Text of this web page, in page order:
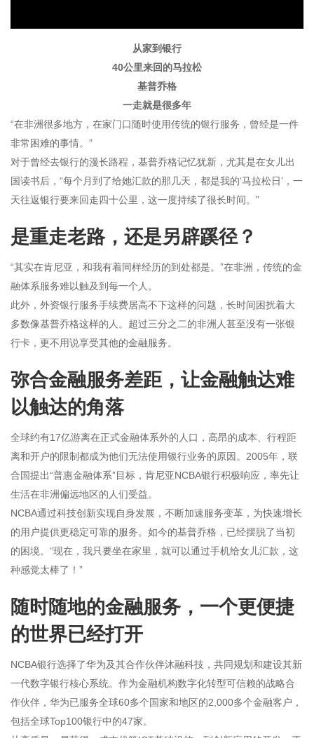
放
视
频
从家到银行
40公里来回的马拉松
基普乔格
一走就是很多年
“在非洲很多地方，在家门口随时使用传统的银行服务，曾经是一件
非常困难的事情。”
对于曾经去银行的漫长路程，基普乔格记忆犹新，尤其是在女儿出
国读书后，“每个月到了给她汇款的那几天，都是我的‘马拉松日’，一
天往返银行要来回走四十公里，这一度持续了很长时间。”
是重走老路，还是另辟蹊径？
“其实在肯尼亚，和我有着同样经历的到处都是。”在非洲，传统的金
融体系服务难以触及到每一个人。
此外，外资银行服务手续费居高不下这样的问题，长时间困扰着大
多数像基普乔格这样的人。超过三分之二的非洲人甚至没有一张银
行卡，更不用说享受其他的金融服务。
弥合金融服务差距，让金融触达难
以触达的角落
全球约有17亿游离在正式金融体系外的人口，高昂的成本、行程距
离和开户的限制都成为他们无法使用银行业务的原因。2005年，联
合国提出“普惠金融体系”目标，肯尼亚NCBA银行积极响应，率先让
生活在非洲偏远地区的人们受益。
NCBA通过科技创新实现自身发展，不断加速服务变革，为快速增长
的用户提供更稳定可靠的服务。如今的基普乔格，已经摆脱了当初
的困境。“现在，我只要坐在家里，就可以通过手机给女儿汇款，这
种感觉太棒了！”
随时随地的金融服务，一个更便捷
的世界已经打开
NCBA银行选择了华为及其合作伙伴沐融科技，共同规划和建设其新
一代数字银行核心系统。作为金融机构数字化转型可信赖的战略合
作伙伴，华为已服务全球60多个国家和地区的2,000多个金融客户，
包括全球Top100银行中的47家。